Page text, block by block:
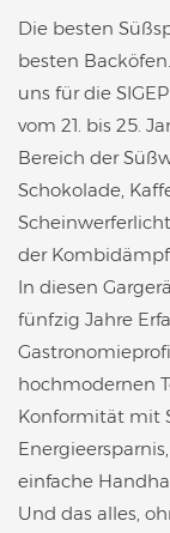
Die besten
besten
uns für die
vom 21. bis 25.
Bereich der
Schokolade,
der
In diesen
fünfzig Jahre
hochmodernen
Konformität mit
einfache
Und das alles,